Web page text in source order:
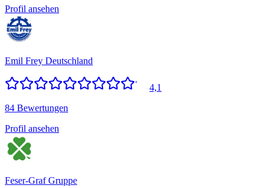
Profil ansehen
Emil Frey Deutschland
4,1
84 Bewertungen
Profil ansehen
Feser-Graf Gruppe